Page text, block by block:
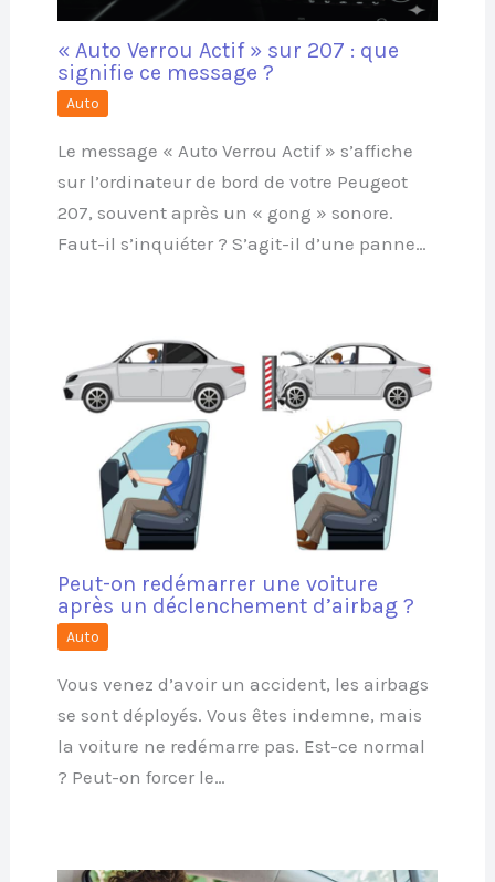
« Auto Verrou Actif » sur 207 : que
signifie ce message ?
Auto
Le message « Auto Verrou Actif » s’affiche
sur l’ordinateur de bord de votre Peugeot
207, souvent après un « gong » sonore.
Faut-il s’inquiéter ? S’agit-il d’une panne…
Peut-on redémarrer une voiture
après un déclenchement d’airbag ?
Auto
Vous venez d’avoir un accident, les airbags
se sont déployés. Vous êtes indemne, mais
la voiture ne redémarre pas. Est-ce normal
? Peut-on forcer le…